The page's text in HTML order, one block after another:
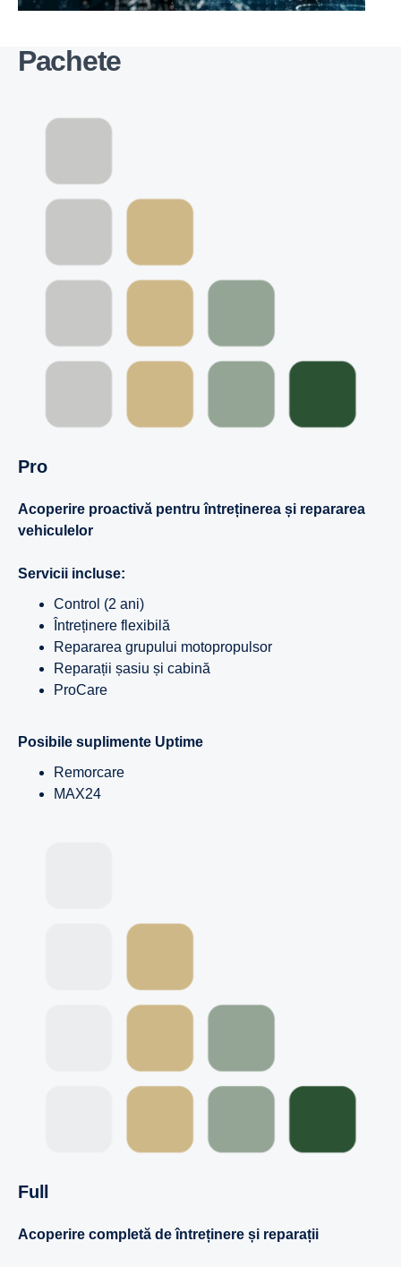
Pachete
Pro
Acoperire proactivă pentru întreținerea și repararea
vehiculelor
Servicii incluse:
Control (2 ani)
Întreținere flexibilă
Repararea grupului motopropulsor
Reparații șasiu și cabină
ProCare
Posibile suplimente Uptime
Remorcare
MAX24
Full
Acoperire completă de întreținere și reparații